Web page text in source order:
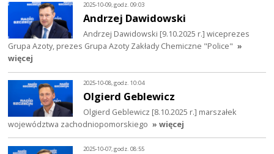
2025-10-09, godz. 09:03
Andrzej Dawidowski
Andrzej Dawidowski [9.10.2025 r.] wiceprezes
Grupa Azoty, prezes Grupa Azoty Zakłady Chemiczne "Police" »
więcej
2025-10-08, godz. 10:04
Olgierd Geblewicz
Olgierd Geblewicz [8.10.2025 r.] marszałek
województwa zachodniopomorskiego » więcej
2025-10-07, godz. 08:55